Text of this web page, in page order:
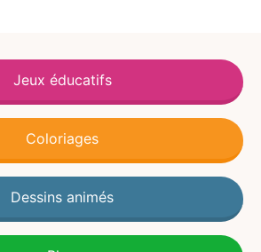
Jeux éducatifs
Coloriages
Dessins animés